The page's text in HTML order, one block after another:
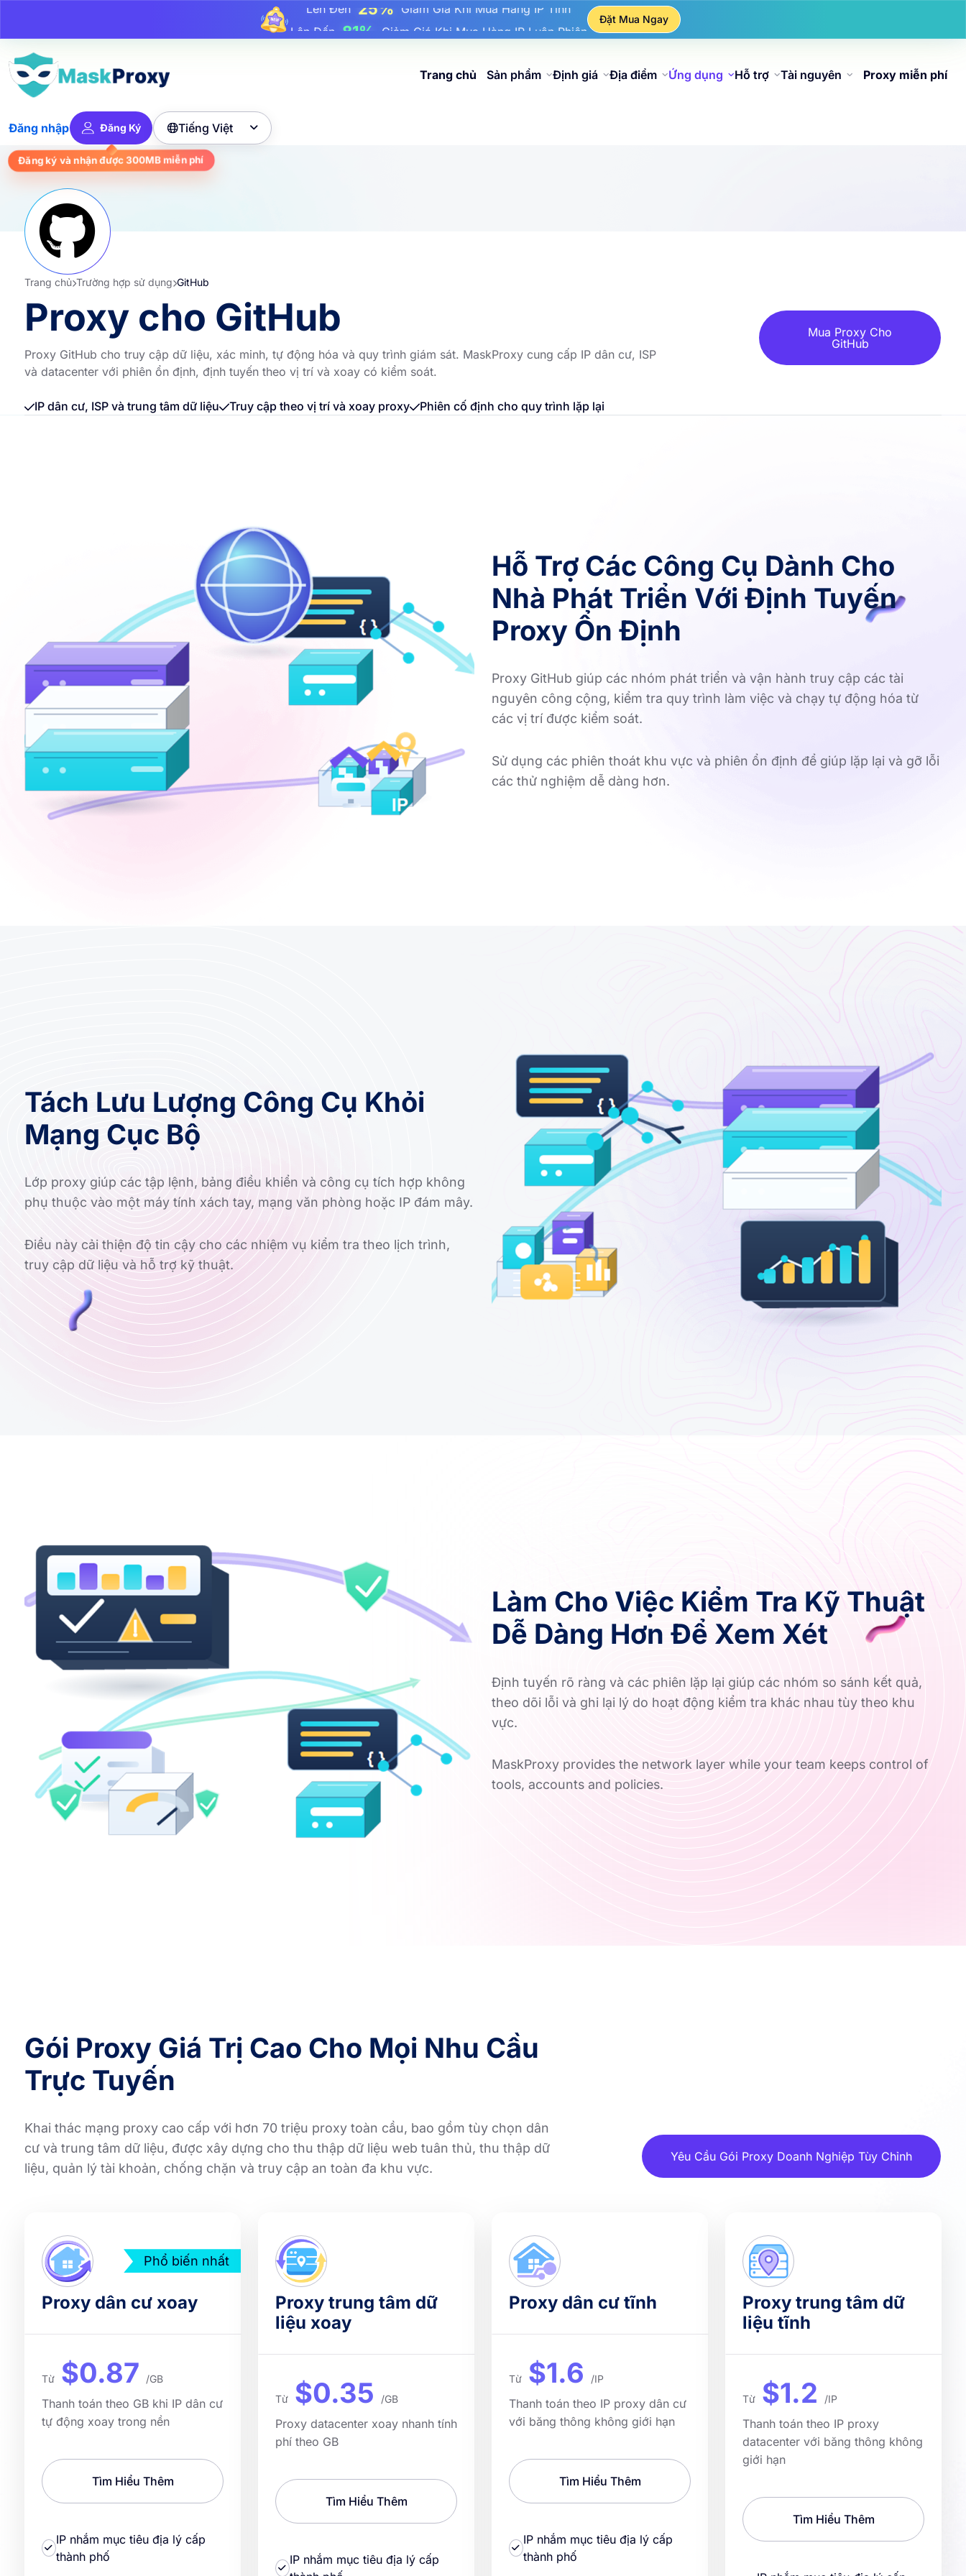
17% Giảm Giá Thưởng Khi Nạp Tiền
Lên Đến25%Giảm Giá Khi Mua Hàng IP Tĩnh
Giảm Giá Khi Mua Hàng IP Luân Phiên
Đặt Mua Ngay
Trang chủ Sản phẩm Định giá Địa điểm Ứng dụng Hỗ trợ Tài nguyên Proxy miễn phí
Đăng nhập Đăng Ký
Đăng ký và nhận được300MBmiễn phí
Tiếng Việt 
Trang chủ Trường hợp sử dụng GitHub
Proxy cho GitHub
Proxy GitHub cho truy cập dữ liệu, xác minh, tự động hóa và quy trình giám sát. MaskProxy cung cấp IP dân cư, ISP
và datacenter với phiên ổn định, định tuyến theo vị trí và xoay có kiểm soát.
Mua Proxy Cho
GitHub
IP dân cư, ISP và trung tâm dữ liệu Truy cập theo vị trí và xoay proxy Phiên cố định cho quy trình lặp lại
Hỗ Trợ Các Công Cụ Dành Cho
Nhà Phát Triển Với Định Tuyến
Proxy Ổn Định
Proxy GitHub giúp các nhóm phát triển và vận hành truy cập các tài
nguyên công cộng, kiểm tra quy trình làm việc và chạy tự động hóa từ
các vị trí được kiểm soát.
Sử dụng các phiên thoát khu vực và phiên ổn định để giúp lặp lại và gỡ lỗi
các thử nghiệm dễ dàng hơn.
Tách Lưu Lượng Công Cụ Khỏi
Mạng Cục Bộ
Lớp proxy giúp các tập lệnh, bảng điều khiển và công cụ tích hợp không
phụ thuộc vào một máy tính xách tay, mạng văn phòng hoặc IP đám mây.
Điều này cải thiện độ tin cậy cho các nhiệm vụ kiểm tra theo lịch trình,
truy cập dữ liệu và hỗ trợ kỹ thuật.
Làm Cho Việc Kiểm Tra Kỹ Thuật
Dễ Dàng Hơn Để Xem Xét
Định tuyến rõ ràng và các phiên lặp lại giúp các nhóm so sánh kết quả,
theo dõi lỗi và ghi lại lý do hoạt động kiểm tra khác nhau tùy theo khu
vực.
MaskProxy provides the network layer while your team keeps control of
tools, accounts and policies.
Gói Proxy Giá Trị Cao Cho Mọi Nhu Cầu
Trực Tuyến
Khai thác mạng proxy cao cấp với hơn 70 triệu proxy toàn cầu, bao gồm tùy chọn dân
cư và trung tâm dữ liệu, được xây dựng cho thu thập dữ liệu web tuân thủ, thu thập dữ
liệu, quản lý tài khoản, chống chặn và truy cập an toàn đa khu vực.
Yêu Cầu Gói Proxy Doanh Nghiệp Tùy Chỉnh
Phổ biến nhất
Proxy dân cư xoay
Từ $0.87 /GB
Thanh toán theo GB khi IP dân cư
tự động xoay trong nền
Tìm Hiểu Thêm
IP nhắm mục tiêu địa lý cấp
thành phố
Proxy trung tâm dữ
liệu xoay
Từ $0.35 /GB
Proxy datacenter xoay nhanh tính
phí theo GB
Tìm Hiểu Thêm
IP nhắm mục tiêu địa lý cấp
Proxy dân cư tĩnh
Từ $1.6 /IP
Thanh toán theo IP proxy dân cư
với băng thông không giới hạn
Tìm Hiểu Thêm
IP nhắm mục tiêu địa lý cấp
thành phố
Proxy trung tâm dữ
liệu tĩnh
Từ $1.2 /IP
Thanh toán theo IP proxy
datacenter với băng thông không
giới hạn
Tìm Hiểu Thêm